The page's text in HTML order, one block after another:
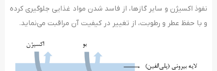
نفوذ اکسیژن و سایر گازها، از فاسد شدن مواد غذایی جلوگیری کرده
و با حفظ عطر و رطوبت، از تغییر در کیفیت آن مراقبت می‌نماید.